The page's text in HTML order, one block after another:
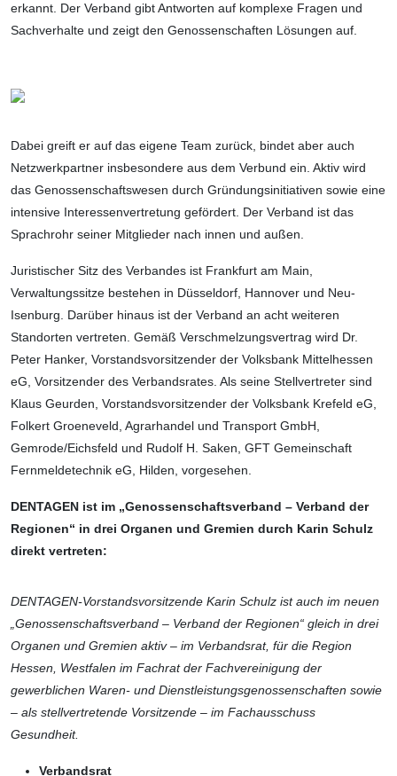
erkannt. Der Verband gibt Antworten auf komplexe Fragen und
Sachverhalte und zeigt den Genossenschaften Lösungen auf.
Dabei greift er auf das eigene Team zurück, bindet aber auch
Netzwerkpartner insbesondere aus dem Verbund ein. Aktiv wird
das Genossenschaftswesen durch Gründungsi­nitiativen sowie eine
intensive Interessen­vertretung gefördert. Der Verband ist das
Sprachrohr seiner Mitglieder nach innen und außen.
Juristischer Sitz des Verbandes ist Frankfurt am Main,
Verwaltungssitze bestehen in Düsseldorf, Hannover und Neu-
Isenburg. Darüber hinaus ist der Verband an acht weiteren
Standorten vertreten. Gemäß Ver­schmelzungsvertrag wird Dr.
Peter Hanker, Vorstandsvorsitzender der Volksbank Mittelhessen
eG, Vorsitzender des Verbands­rates. Als seine Stellvertreter sind
Klaus Geurden, Vorstandsvorsitzender der Volksbank Krefeld eG,
Folkert Groeneveld, Agrarhandel und Transport GmbH,
Gemrode/Eichsfeld und Rudolf H. Saken, GFT Gemein­schaft
Fernmeldetechnik eG, Hilden, vorgesehen.
DENTAGEN ist im „Genossenschaftsverband – Verband der
Regionen“ in drei Orga­nen und Gremien durch Karin Schulz
direkt vertreten:
DENTAGEN-Vorstandsvorsitzende Karin Schulz ist auch im neuen
„Genossenschaftsverband – Verband der Regionen“ gleich in drei
Organen und Gremien aktiv – im Verbandsrat, für die Region
Hessen, Westfalen im Fachrat der Fachvereinigung der
gewerblichen Waren- und Dienstleistungs­genossenschaften sowie
– als stellvertretende Vorsitzende – im Fachausschuss
Gesundheit.
Verbandsrat